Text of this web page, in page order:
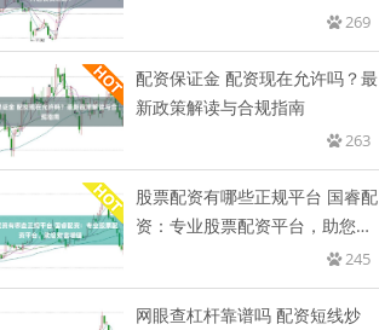
269
配资保证金 配资现在允许吗？最
新政策解读与合规指南
263
股票配资有哪些正规平台 国睿配
资：专业股票配资平台，助您财
245
网眼查杠杆靠谱吗 配资短线炒